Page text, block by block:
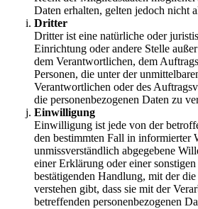
Daten erhalten, gelten jedoch nicht
Dritter
Dritter ist eine natürliche oder
Einrichtung oder andere Stelle
dem Verantwortlichen, dem
Personen, die unter der
Verantwortlichen oder des
die personenbezogenen Daten zu
Einwilligung
Einwilligung ist jede von der
den bestimmten Fall in informierter
unmissverständlich abgegebene
einer Erklärung oder einer
bestätigenden Handlung, mit der
verstehen gibt, dass sie mit der
betreffenden personenbezogenen